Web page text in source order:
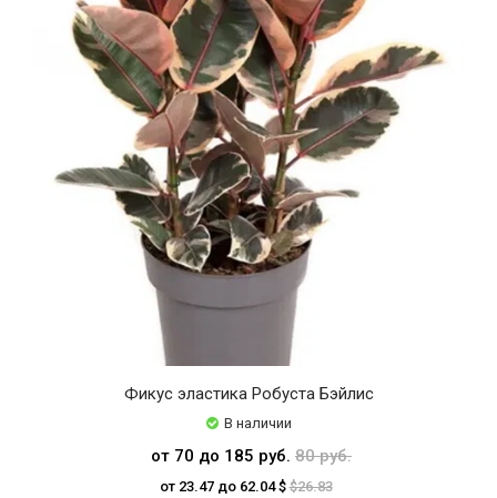
Фикус эластика Робуста Бэйлис
В наличии
от 70 до 185 руб. 80 руб.
от 23.47 до 62.04 $$26.83